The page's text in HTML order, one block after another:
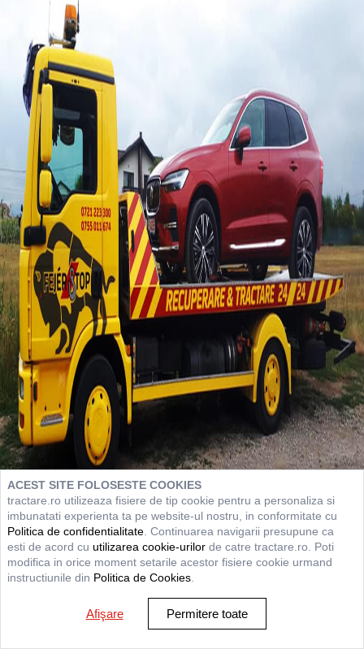
ACEST SITE FOLOSESTE COOKIES
tractare.ro utilizeaza fisiere de tip cookie pentru a personaliza si
imbunatati experienta ta pe website-ul nostru, in conformitate cu
Politica de confidentialitate . Continuarea navigarii presupune ca
esti de acord cu utilizarea cookie-urilor de catre tractare.ro. Poti
modifica in orice moment setarile acestor fisiere cookie urmand
instructiunile din Politica de Cookies
Afişare Permitere toate